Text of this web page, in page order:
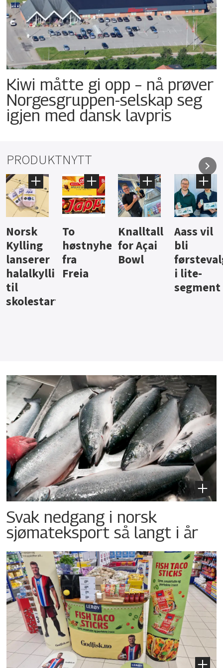
Kiwi måtte gi opp – nå prøver
Norgesgruppen-selskap seg
igjen med dansk lavpris
PRODUKTNYTT
Knalltall
for Açai
Bowl
Aass vil
bli
førstevalg
i lite-
Brus og
jus fra
Berentsen
Hard
iste fra
Hansa
Svak nedgang i norsk
sjømateksport så langt i år